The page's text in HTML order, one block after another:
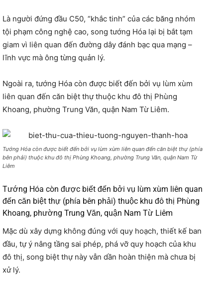
Là người đứng đầu C50, “khắc tinh” của các băng nhóm
tội phạm công nghệ cao, song tướng Hóa lại bị bắt tạm
giam vì liên quan đến đường dây đánh bạc qua mạng –
lĩnh vực mà ông từng quản lý.
Ngoài ra, tướng Hóa còn được biết đến bởi vụ lùm xùm
liên quan đến căn biệt thự thuộc khu đô thị Phùng
Khoang, phường Trung Văn, quận Nam Từ Liêm.
Tướng Hóa còn được biết đến bởi vụ lùm xùm liên quan đến căn biệt thự (phía
bên phải) thuộc khu đô thị Phùng Khoang, phường Trung Văn, quận Nam Từ
Liêm
Tướng Hóa còn được biết đến bởi vụ lùm xùm liên quan
đến căn biệt thự (phía bên phải) thuộc khu đô thị Phùng
Khoang, phường Trung Văn, quận Nam Từ Liêm
Mặc dù xây dựng không đúng với quy hoạch, thiết kế ban
đầu, tự ý nâng tầng sai phép, phá vỡ quy hoạch của khu
đô thị, song biệt thự này vẫn dần hoàn thiện mà chưa bị
xử lý.